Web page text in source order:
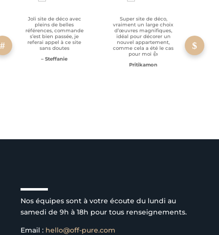
Joli site de déco avec
pleins de belles
références, commande
s’est bien passée, je
referai appel à ce site
sans doutes
– Steffanie
Super site de déco,
vraiment un large choix
d’œuvres magnifiques,
idéal pour décorer un
nouvel appartement,
comme cela a été le cas
pour moi 👍
Pritikamon
Nos équipes sont à votre écoute du lundi au
samedi de 9h à 18h pour tous renseignements.
Email : hello@off-pure.com